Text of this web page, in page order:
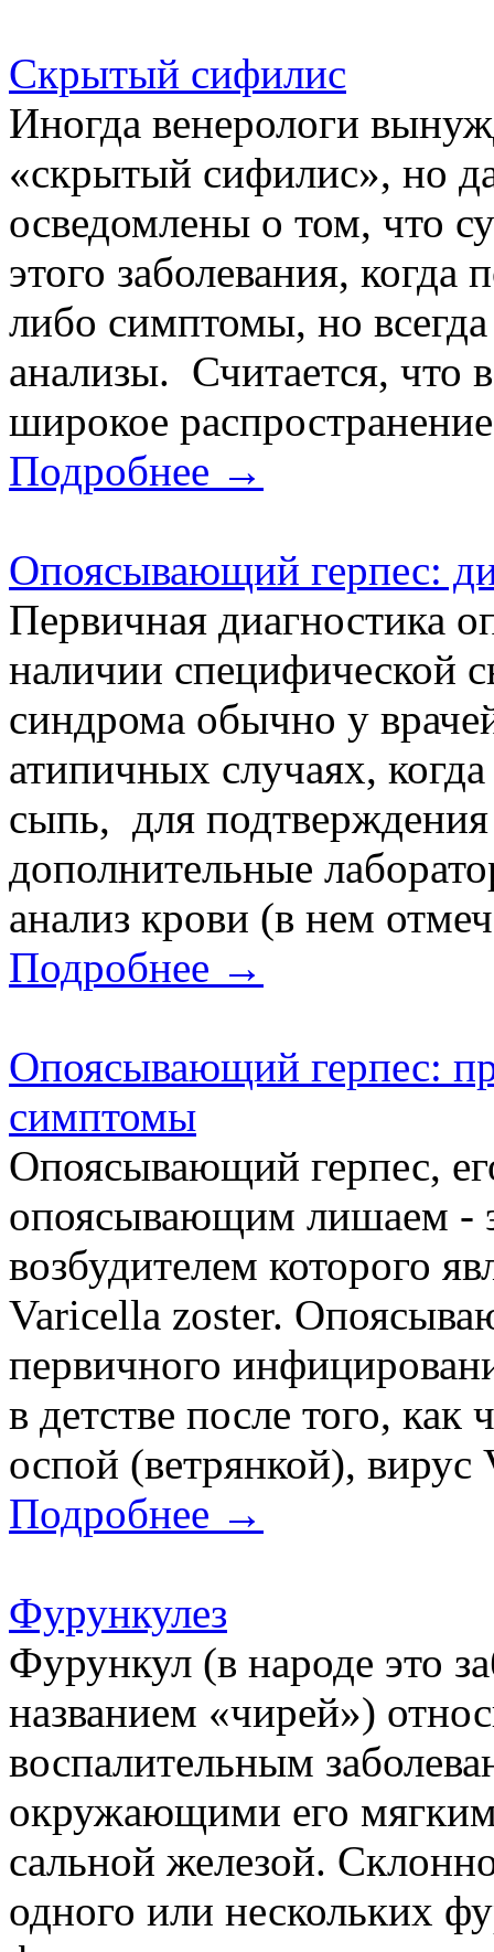
Скрытый сифилис
Иногда венерологи
«скрытый сифилис», но
осведомлены о том, что
этого заболевания,
либо симптомы, но
анализы. Считается, что
широкое
Подробнее →
Опоясывающий герпес:
Первичная диагностика
наличии специфической
синдрома обычно у
атипичных случаях,
сыпь, для подтверждения
дополнительные
анализ крови (в нем
Подробнее →
Опоясывающий герпес:
симптомы
Опоясывающий герпес,
опоясывающим лишаем -
возбудителем которого
Varicella zoster.
первичного
в детстве после того, как
оспой (ветрянкой), вирус
Подробнее →
Фурункулез
Фурункул (в народе это
названием «чирей»)
воспалительным
окружающими его
сальной железой.
одного или нескольких